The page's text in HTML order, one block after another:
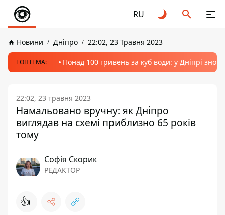
RU
Новини Дніпро 22:02, 23 Травня 2023
ТОПТЕМА: Понад 100 гривень за куб води: у Дніпрі
22:02, 23 травня 2023
Намальовано вручну: як Дніпро
виглядав на схемі приблизно 65 років
тому
Софія Скорик
РЕДАКТОР
👍